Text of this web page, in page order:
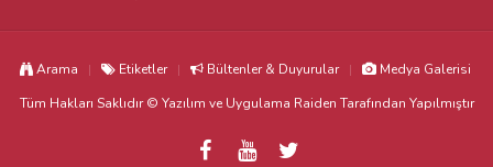
Arama Etiketler Bültenler & Duyurular
Medya Galerisi
Tüm Hakları Saklıdır © Yazılım ve Uygulama Raiden Tarafından Yapılmıştır